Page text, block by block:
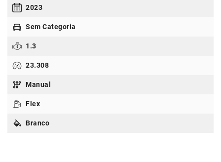
2023
Sem Categoria
1.3
23.308
Manual
Flex
Branco